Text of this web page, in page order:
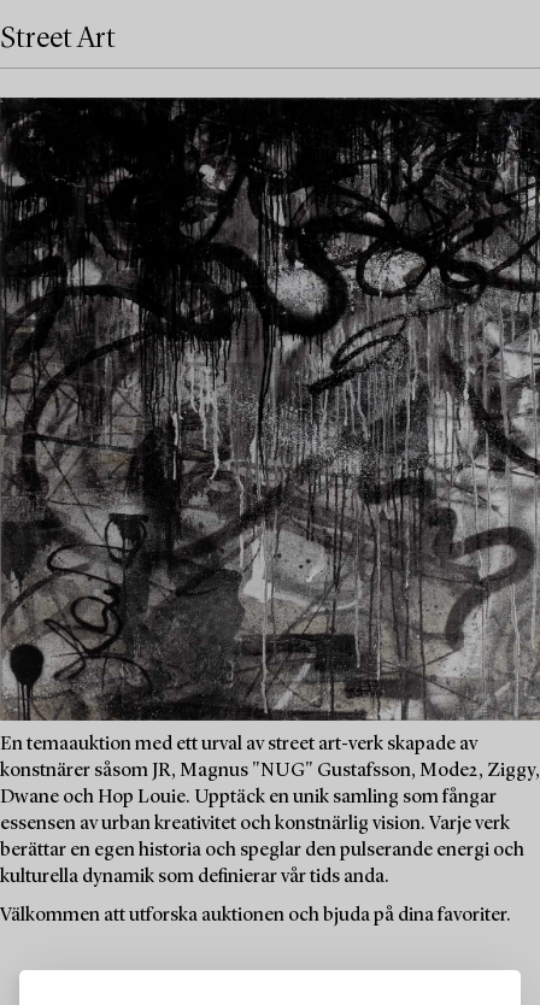
Street Art
En temaauktion med ett urval av street art-verk skapade av
konstnärer såsom JR, Magnus "NUG" Gustafsson, Mode2, Ziggy,
Dwane och Hop Louie. Upptäck en unik samling som fångar
essensen av urban kreativitet och konstnärlig vision. Varje verk
berättar en egen historia och speglar den pulserande energi och
kulturella dynamik som definierar vår tids anda.
Välkommen att utforska auktionen och bjuda på dina favoriter.